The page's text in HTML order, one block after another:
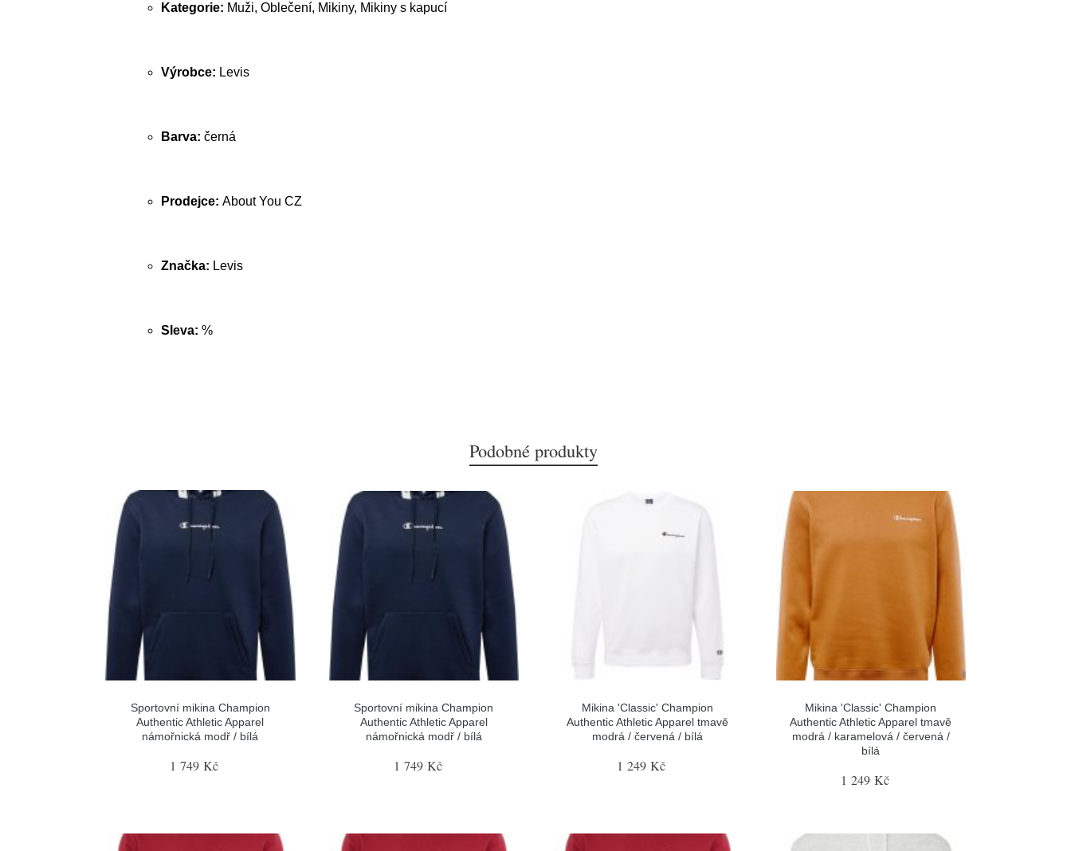
Kategorie: Muži, Oblečení, Mikiny, Mikiny s kapucí
Výrobce: Levis
Barva: černá
Prodejce: About You CZ
Značka: Levis
Sleva: %
Podobné produkty
Sportovní mikina Champion
Authentic Athletic Apparel
námořnická modř / bílá
1 749 Kč
Sportovní mikina Champion
Authentic Athletic Apparel
námořnická modř / bílá
1 749 Kč
Mikina 'Classic' Champion
Authentic Athletic Apparel tmavě
modrá / červená / bílá
1 249 Kč
Mikina 'Classic' Champion
Authentic Athletic Apparel tmavě
modrá / karamelová / červená /
bílá
1 249 Kč